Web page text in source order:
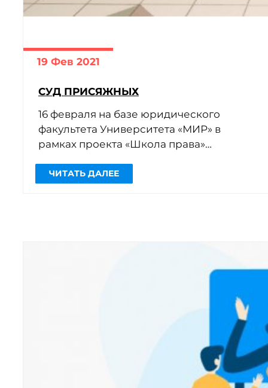
19 Фев 2021
СУД ПРИСЯЖНЫХ
16 февраля на базе юридического
факультета Университета «МИР» в
рамках проекта «Школа права»
Ассоциации юристов России по